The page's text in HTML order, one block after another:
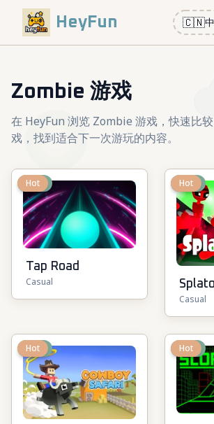
HeyFun 🇨🇳
Zombie 游戏
在 HeyFun 浏览 Zombie 游戏，快速比
戏，找到适合下一次游玩的内容。
New
Hot
Tap Road
Casual
New
Hot
Casual
New
Hot New
Hot